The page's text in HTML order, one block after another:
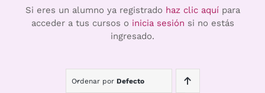
Si eres un alumno ya registrado haz clic aquípara
acceder a tus cursos o inicia sesión si no estás
ingresado.
Ordenar por Defecto